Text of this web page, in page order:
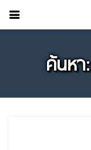
ค้นหา